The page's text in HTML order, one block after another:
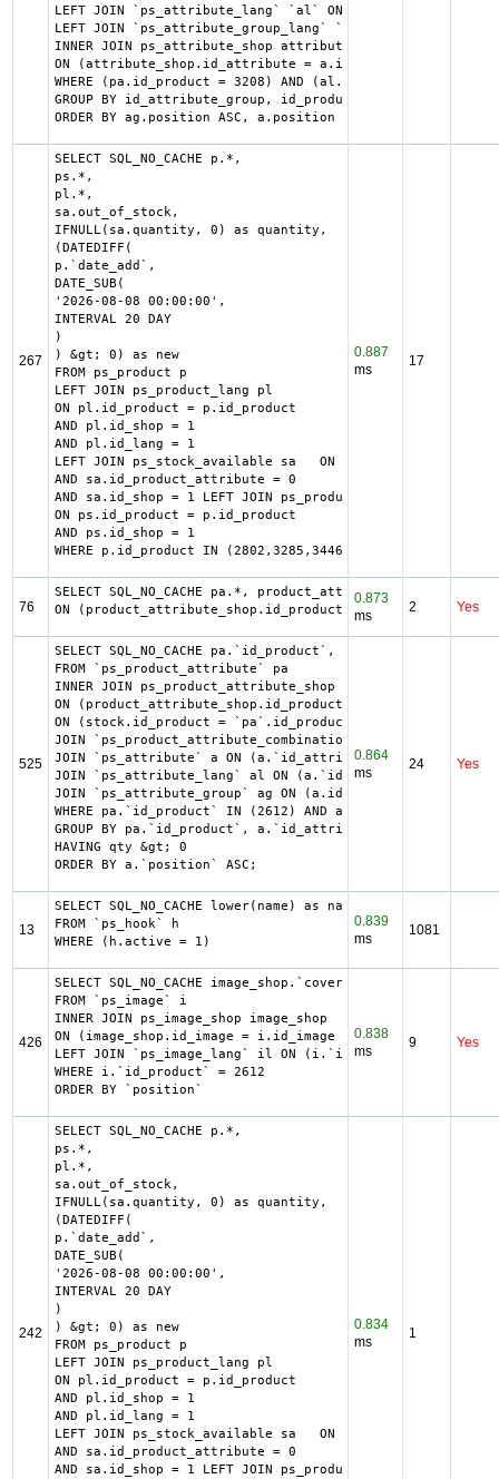
LEFT JOIN `ps_attribute_lang` `al` ON a.id_attribute =
LEFT JOIN `ps_attribute_group_lang` `agl` ON
INNER JOIN ps_attribute_shop attribute_shop
ON (attribute_shop.id_attribute = a.id_attribute AND
WHERE (pa.id_product = 3208) AND (al.id_lang = 1) AND
GROUP BY id_attribute_group, id_product_attribute
ORDER BY ag.position ASC, a.position ASC, agl.name ASC
267
SELECT SQL_NO_CACHE p.*,
ps.*,
pl.*,
sa.out_of_stock,
IFNULL(sa.quantity, 0) as quantity,
(DATEDIFF(
p.`date_add`,
DATE_SUB(
'2026-08-08 00:00:00',
INTERVAL 20 DAY
)
) &gt; 0) as new
FROM ps_product p
LEFT JOIN ps_product_lang pl
ON pl.id_product = p.id_product
AND pl.id_shop = 1
AND pl.id_lang = 1
LEFT JOIN ps_stock_available sa   ON sa.id_product =
AND sa.id_product_attribute = 0
AND sa.id_shop = 1 LEFT JOIN ps_product_shop ps
ON ps.id_product = p.id_product
AND ps.id_shop = 1
WHERE p.id_product IN
0.887
ms
17
76
SELECT SQL_NO_CACHE pa.*,
ON (product_attribute_shop.id_product_attribute =
0.873
ms
2 Yes
525
SELECT SQL_NO_CACHE pa.`id_product`, a.`color`,
FROM `ps_product_attribute` pa
INNER JOIN ps_product_attribute_shop
ON (product_attribute_shop.id_product_attribute =
ON (stock.id_product = `pa`.id_product AND
JOIN `ps_product_attribute_combination` pac ON
JOIN `ps_attribute` a ON (a.`id_attribute` =
JOIN `ps_attribute_lang` al ON (a.`id_attribute` =
JOIN `ps_attribute_group` ag ON (a.id_attribute_group =
WHERE pa.`id_product` IN (2612) AND ag.`is_color_group`
GROUP BY pa.`id_product`, a.`id_attribute`, `group_by`
HAVING qty &gt; 0
ORDER BY a.`position` ASC;
0.864
ms
24 Yes
13
SELECT SQL_NO_CACHE lower(name) as name
FROM `ps_hook` h
WHERE (h.active = 1)
0.839
ms
1081
426
SELECT SQL_NO_CACHE image_shop.`cover`,
FROM `ps_image` i
INNER JOIN ps_image_shop image_shop
ON (image_shop.id_image = i.id_image AND
LEFT JOIN `ps_image_lang` il ON (i.`id_image` =
WHERE i.`id_product` = 2612
ORDER BY `position`
0.838
ms
9 Yes
242
SELECT SQL_NO_CACHE p.*,
ps.*,
pl.*,
sa.out_of_stock,
IFNULL(sa.quantity, 0) as quantity,
(DATEDIFF(
p.`date_add`,
DATE_SUB(
'2026-08-08 00:00:00',
INTERVAL 20 DAY
)
) &gt; 0) as new
FROM ps_product p
LEFT JOIN ps_product_lang pl
ON pl.id_product = p.id_product
AND pl.id_shop = 1
AND pl.id_lang = 1
LEFT JOIN ps_stock_available sa   ON sa.id_product =
AND sa.id_product_attribute = 0
AND sa.id_shop = 1 LEFT JOIN ps_product_shop ps
0.834
ms
1